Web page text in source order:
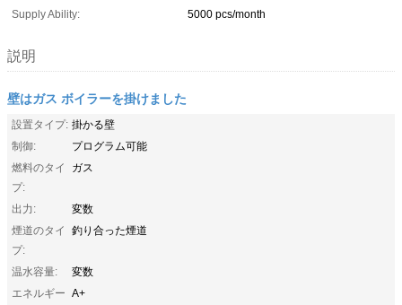
Supply Ability:
5000 pcs/month
説明
壁はガス ボイラーを掛けました
設置タイプ: 掛かる壁
制御:
プログラム可能
燃料のタイ
プ:
ガス
出力:
変数
煙道のタイ
プ:
釣り合った煙道
温水容量:
変数
エネルギー A+